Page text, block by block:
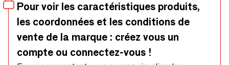
Pour voir les caractéristiques produits,
les coordonnées et les conditions de
vente de la marque : créez vous un
compte ou connectez-vous !